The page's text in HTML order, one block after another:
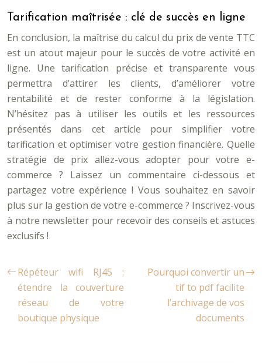
Tarification maîtrisée : clé de succès en ligne
En conclusion, la maîtrise du calcul du prix de vente TTC
est un atout majeur pour le succès de votre activité en
ligne. Une tarification précise et transparente vous
permettra d’attirer les clients, d’améliorer votre
rentabilité et de rester conforme à la législation.
N’hésitez pas à utiliser les outils et les ressources
présentés dans cet article pour simplifier votre
tarification et optimiser votre gestion financière. Quelle
stratégie de prix allez-vous adopter pour votre e-
commerce ? Laissez un commentaire ci-dessous et
partagez votre expérience ! Vous souhaitez en savoir
plus sur la gestion de votre e-commerce ? Inscrivez-vous
à notre newsletter pour recevoir des conseils et astuces
exclusifs !
Répéteur wifi RJ45 :
étendre la couverture
réseau de votre
boutique physique
Pourquoi convertir un
tif to pdf facilite
l’archivage de vos
documents